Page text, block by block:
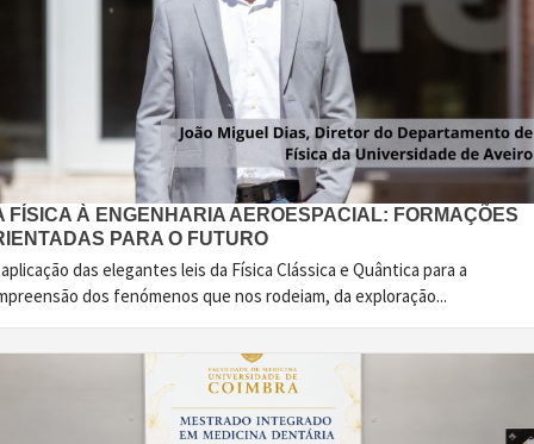
FÍSICA À ENGENHARIA AEROESPACIAL: FORMAÇÕES
PARA O FUTURO
das elegantes leis da Física Clássica e Quântica para a
dos fenómenos que nos rodeiam, da exploração...